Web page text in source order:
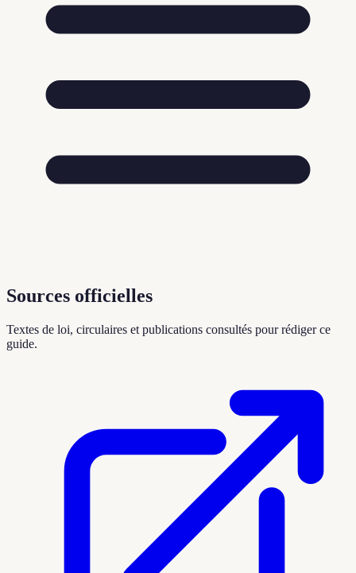
Sources officielles
Textes de loi, circulaires et publications consultés pour rédiger ce
guide.